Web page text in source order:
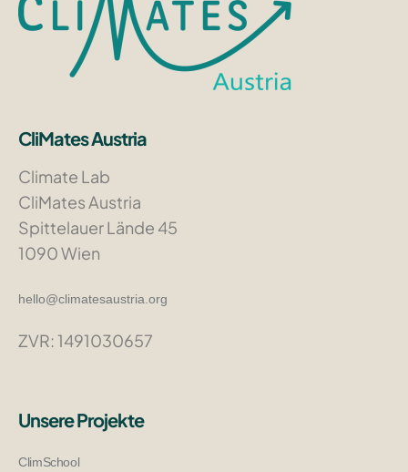
CliMates Austria
Climate Lab
CliMates Austria
Spittelauer Lände 45
1090 Wien
hello@climatesaustria.org
ZVR: 1491030657
Unsere Projekte
ClimSchool